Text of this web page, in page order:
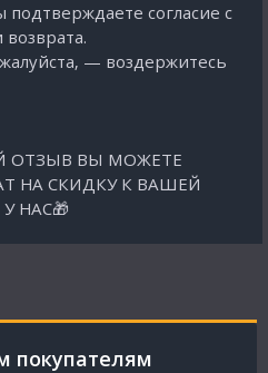
согласие с
— воздержитесь
ОТЗЫВ ВЫ МОЖЕТЕ
НА СКИДКУ К ВАШЕЙ
НАС🎁
покупателям